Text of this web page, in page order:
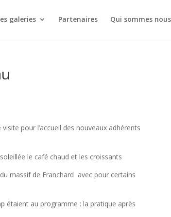
galeries Partenaires Qui sommes
pour l’accueil des nouveaux adhérents
le café chaud et les croissants
massif de Franchard avec pour certains
étaient au programme : la pratique après